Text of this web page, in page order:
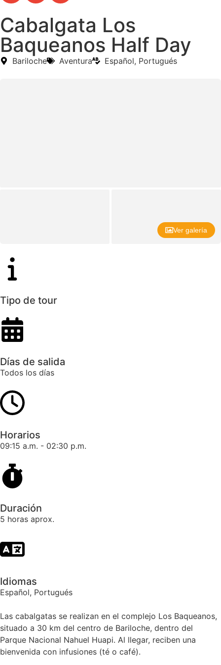
Cabalgata Los
Baqueanos Half Day
Bariloche Aventura Español, Portugués
Ver galería
Tipo de tour
Días de salida
Todos los días
Horarios
09:15 a.m. - 02:30 p.m.
Duración
5 horas aprox.
Idiomas
Español, Portugués
Las cabalgatas se realizan en el complejo Los Baqueanos,
situado a 30 km del centro de Bariloche, dentro del
Parque Nacional Nahuel Huapi. Al llegar, reciben una
bienvenida con infusiones (té o café).